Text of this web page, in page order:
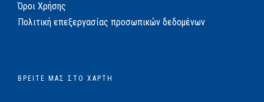
Όροι Χρήσης
Πολιτική επεξεργασίας προσωπικών δεδομένων
ΒΡΕΊΤΕ ΜΑΣ ΣΤΟ ΧΆΡΤΗ